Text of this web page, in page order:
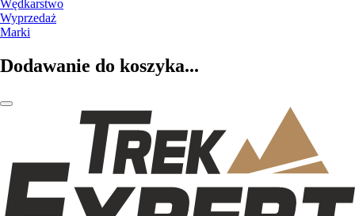
Wędkarstwo
Wyprzedaż
Marki
Dodawanie do koszyka...